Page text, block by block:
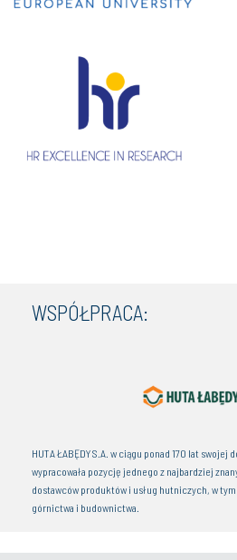
WSPÓŁPRACA:
HUTA ŁABĘDY S.A. w ciągu ponad 170 lat
wypracowała pozycję jednego z najbardziej
dostawców produktów i usług hutniczych, w
górnictwa i budownictwa.